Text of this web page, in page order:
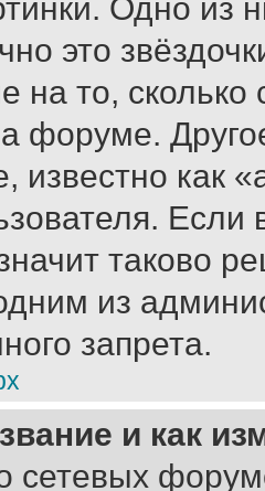
Одно из
это
на то,
форуме.
известно как
таково
из
запрета.
и как
сетевых